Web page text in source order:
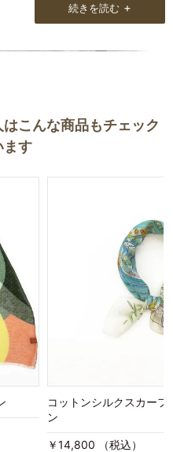
ても大げさすぎず素晴らしい
続きを読む +
こんな商品もチェック
ます
コットンシルクスカー
ン
￥14,800 （税込）